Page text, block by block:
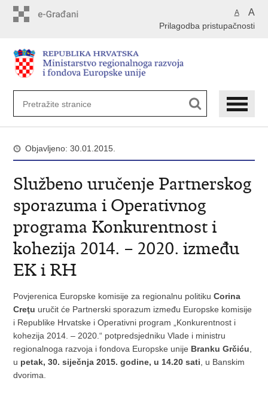
A A
Prilagodba pristupačnosti
Objavljeno: 30.01.2015.
Službeno uručenje Partnerskog
sporazuma i Operativnog
programa Konkurentnost i
kohezija 2014. – 2020. između
EK i RH
Povjerenica Europske komisije za regionalnu politikuCorina
Creţu uručit će Partnerski sporazum između Europske komisije
i Republike Hrvatske i Operativni program „Konkurentnost i
kohezija 2014. – 2020.“ potpredsjedniku Vlade i ministru
regionalnoga razvoja i fondova Europske unije Branku Grčiću
u petak, 30. siječnja 2015. godine, u 14.20 sati , u Banskim
dvorima.